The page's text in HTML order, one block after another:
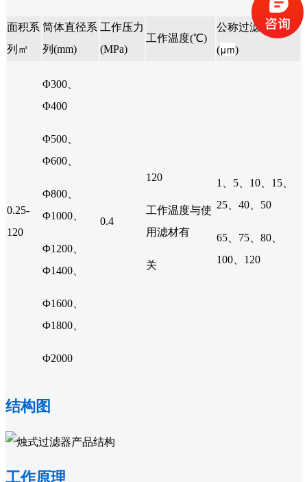
面积系
列㎡
筒体直径系
列(mm)
工作压力
(MPa)
工作温度(℃)
公称过滤精度
(μm)
0.25-
120
Φ300、
Φ400
Φ500、
Φ600、
Φ800、
Φ1000、
Φ1200、
Φ1400、
Φ1600、
Φ1800、
Φ2000
0.4
120
工作温度与使
用滤材有
关
1、5、10、15、
25、40、50
65、75、80、
100、120
结构图
工作原理